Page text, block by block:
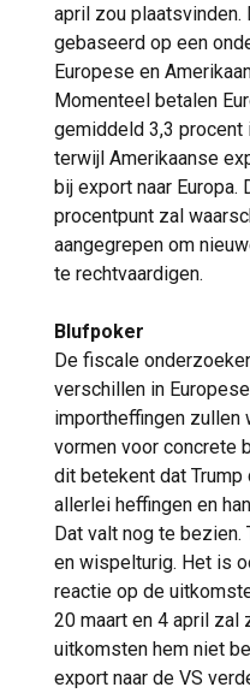
april zou plaatsvinden.
gebaseerd op een
Europese en
Momenteel betalen
gemiddeld 3,3 procent
terwijl Amerikaanse
bij export naar Europa.
procentpunt zal
aangegrepen om
te rechtvaardigen.
Blufpoker
De fiscale
verschillen in
importheffingen zullen
vormen voor concrete
dit betekent dat
allerlei heffingen en
Dat valt nog te bezien.
en wispelturig. Het is
reactie op de
20 maart en 4 april zal
uitkomsten hem niet
export naar de VS